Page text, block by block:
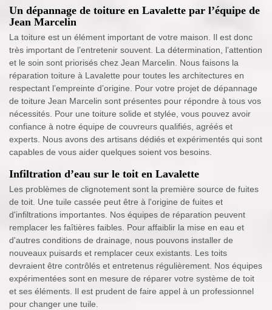
Un dépannage de toiture en Lavalette par l’équipe de
Jean Marcelin
La toiture est un élément important de votre maison. Il est donc
très important de l’entretenir souvent. La détermination, l’attention
et le soin sont priorisés chez Jean Marcelin. Nous faisons la
réparation toiture à Lavalette pour toutes les architectures en
respectant l’empreinte d’origine. Pour votre projet de dépannage
de toiture Jean Marcelin sont présentes pour répondre à tous vos
nécessités. Pour une toiture solide et stylée, vous pouvez avoir
confiance à notre équipe de couvreurs qualifiés, agréés et
experts. Nous avons des artisans dédiés et expérimentés qui sont
capables de vous aider quelques soient vos besoins.
Infiltration d’eau sur le toit en Lavalette
Les problèmes de clignotement sont la première source de fuites
de toit. Une tuile cassée peut être à l'origine de fuites et
d'infiltrations importantes. Nos équipes de réparation peuvent
remplacer les faîtières faibles. Pour affaiblir la mise en eau et
d'autres conditions de drainage, nous pouvons installer de
nouveaux puisards et remplacer ceux existants. Les toits
devraient être contrôlés et entretenus régulièrement. Nos équipes
expérimentées sont en mesure de réparer votre système de toit
et ses éléments. Il est prudent de faire appel à un professionnel
pour changer une tuile.